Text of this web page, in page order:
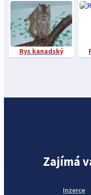
Rys kanadský
Zajímá
Inzerce